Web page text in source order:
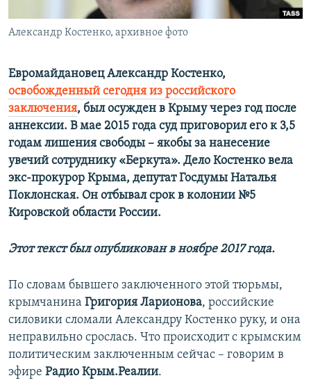
УКРАИНСКАЯ ПРОБЛЕМА КРЫМА
Все сайты RFE/RL
Александр Костенко, архивное фото
Евромайдановец Александр Костенко,
освобожденный сегодня из российского
заключения, был осужден в Крыму через год после
аннексии. В мае 2015 года суд приговорил его к 3,5
годам лишения свободы – якобы за нанесение
увечий сотруднику «Беркута». Дело Костенко вела
экс-прокурор Крыма, депутат Госдумы Наталья
Поклонская. Он отбывал срок в колонии №5
Кировской области России.
Этот текст был опубликован в ноябре 2017 года.
По словам бывшего заключенного этой тюрьмы,
крымчанина Григория Ларионова, российские
силовики сломали Александру Костенко руку, и она
неправильно срослась. Что происходит с крымским
политическим заключенным сейчас – говорим в
эфире Радио Крым.Реалии.